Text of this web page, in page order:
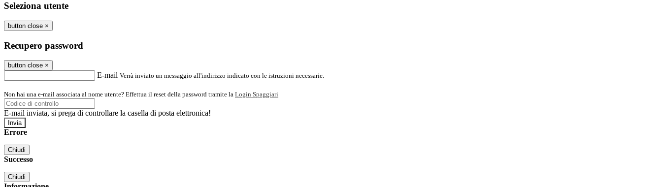
Seleziona utente
button close ×
Recupero password
button close ×
E-mail Verrà inviato un messaggio all'indirizzo indicato con le istruzioni necessarie.
Non hai una e-mail associata al nome utente? Effettua il reset della password tramite la Login Spaggiari
E-mail inviata, si prega di controllare la casella di posta elettronica!
Errore
Chiudi
Successo
Chiudi